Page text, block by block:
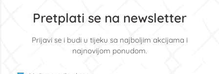
Pretplati se na newsletter
Prijavi se i budi u tijeku sa najboljim akcijama i
najnovijom ponudom.